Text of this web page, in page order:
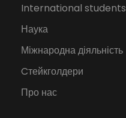
International students
Наука
Міжнародна діяльність
Cтейкголдери
Про нас